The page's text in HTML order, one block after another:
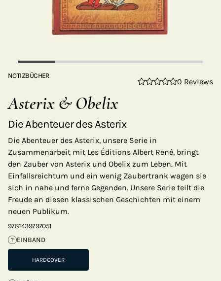
NOTIZBÜCHER
0 Reviews
Asterix & Obelix
Die Abenteuer des Asterix
Die Abenteuer des Asterix, unsere Serie in
Zusammenarbeit mit Les Éditions Albert René, bringt
den Zauber von Asterix und Obelix zum Leben. Mit
Einfallsreichtum und ein wenig Zaubertrank wagen sie
sich in nahe und ferne Gegenden. Unsere Serie teilt die
Freude an diesen klassischen Geschichten mit einem
neuen Publikum.
9781439797051
? EINBAND
HARDCOVER